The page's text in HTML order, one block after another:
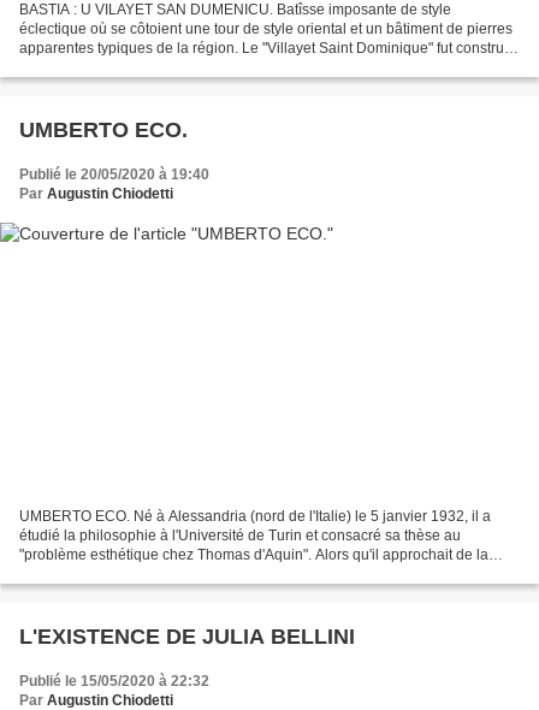
BASTIA : U VILAYET SAN DUMENICU. Batîsse imposante de style
éclectique où se côtoient une tour de style oriental et un bâtiment de pierres
apparentes typiques de la région. Le "Villayet Saint Dominique" fut construit
UMBERTO ECO.
Publié le 20/05/2020 à 19:40
Par Augustin Chiodetti
UMBERTO ECO. Né à Alessandria (nord de l'Italie) le 5 janvier 1932, il a
étudié la philosophie à l'Université de Turin et consacré sa thèse au
"problème esthétique chez Thomas d'Aquin". Alors qu'il approchait de la
L'EXISTENCE DE JULIA BELLINI
Publié le 15/05/2020 à 22:32
Par Augustin Chiodetti